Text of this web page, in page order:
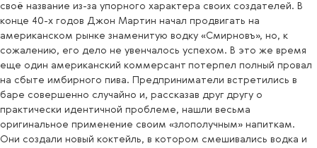
своё название из-за упорного характера своих создателей. В
конце 40-х годов Джон Мартин начал продвигать на
американском рынке знаменитую водку «Смирновъ», но, к
сожалению, его дело не увенчалось успехом. В это же время
еще один американский коммерсант потерпел полный провал
на сбыте имбирного пива. Предприниматели встретились в
баре совершенно случайно и, рассказав друг другу о
практически идентичной проблеме, нашли весьма
оригинальное применение своим «злополучным» напиткам.
Они создали новый коктейль, в котором смешивались водка и